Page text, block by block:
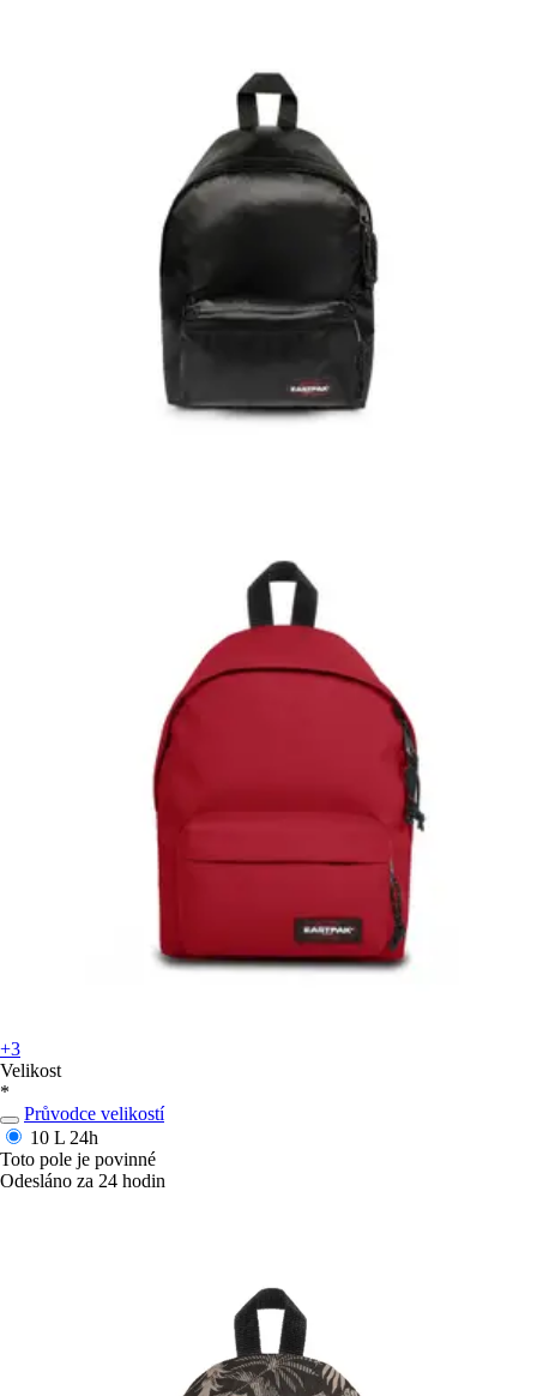
+3
Velikost
*
Průvodce velikostí
10 L 24h
Toto pole je povinné
Odesláno za 24 hodin